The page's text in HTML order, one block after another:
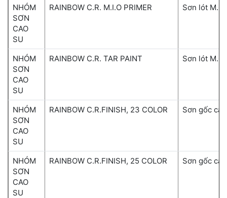
NHÓM
SƠN
CAO
SU
RAINBOW C.R. M.I.O PRIMER Sơn lót
NHÓM
SƠN
CAO
SU
RAINBOW C.R. TAR PAINT Sơn lót
NHÓM
SƠN
CAO
SU
RAINBOW C.R.FINISH, 23 COLOR Sơn gốc
NHÓM
SƠN
CAO
SU
RAINBOW C.R.FINISH, 25 COLOR Sơn gốc